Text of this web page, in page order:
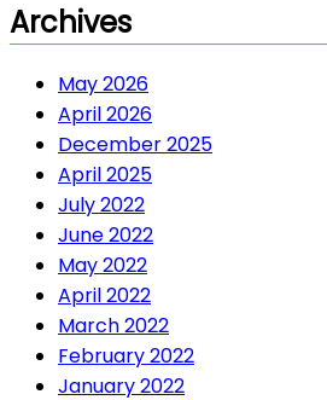
Archives
May 2026
April 2026
December 2025
April 2025
July 2022
June 2022
May 2022
April 2022
March 2022
February 2022
January 2022